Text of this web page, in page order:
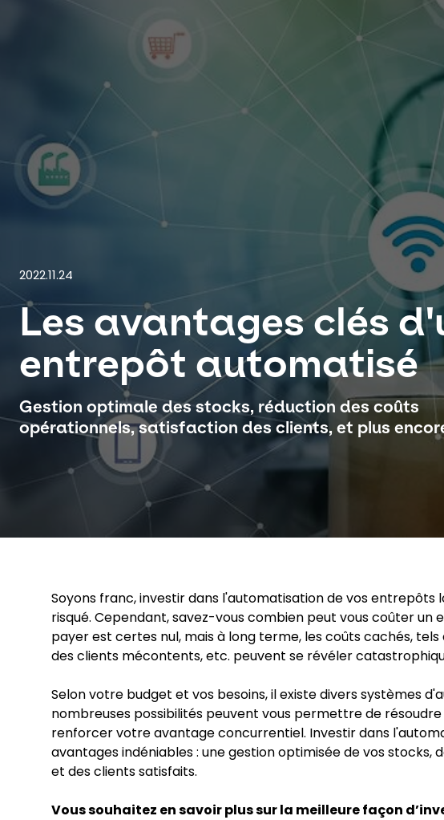
2022.11.24
Les avantages clés
entrepôt automatisé
Gestion optimale des stocks, réduction des coûts
opérationnels, satisfaction des clients, et plus
Soyons franc, investir dans l'automatisation de vos
risqué. Cependant, savez-vous combien peut vous coûter
payer est certes nul, mais à long terme, les coûts cachés,
des clients mécontents, etc. peuvent se révéler
Selon votre budget et vos besoins, il existe divers systèmes
nombreuses possibilités peuvent vous permettre de
renforcer votre avantage concurrentiel. Investir dans
avantages indéniables : une gestion optimisée de vos
et des clients satisfaits.
Vous souhaitez en savoir plus sur la meilleure façon